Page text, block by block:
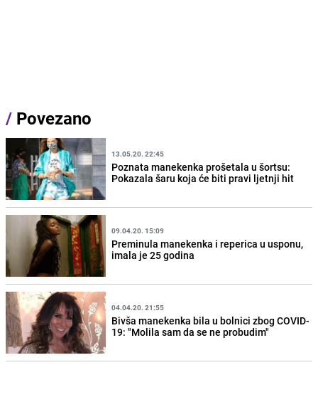
/ Povezano
13.05.20. 22:45
Poznata manekenka prošetala u šortsu:
Pokazala šaru koja će biti pravi ljetnji hit
09.04.20. 15:09
Preminula manekenka i reperica u usponu,
imala je 25 godina
04.04.20. 21:55
Bivša manekenka bila u bolnici zbog COVID-
19: "Molila sam da se ne probudim"